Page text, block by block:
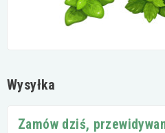
Wysyłka
Zamów dziś,